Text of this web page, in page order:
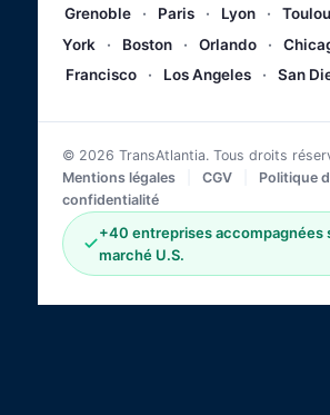
Grenoble · Paris · Lyon ·
York
· Boston · Orlando ·
Francisco
· Los Angeles · San
© 2026 TransAtlantia. Tous droits
Mentions légales
CGV
Politique
confidentialité
+40 entreprises accompagnées
marché U.S.